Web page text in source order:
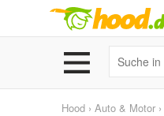
Hood › Auto & Motor ›